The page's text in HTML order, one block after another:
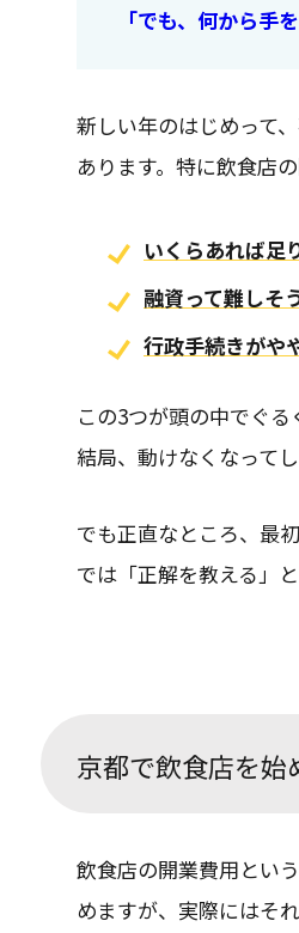
「でも、何から手
新しい年のはじめって
あります。特に飲食店
いくらあれば足
融資って難しそ
行政手続きがや
この3つが頭の中でぐる
結局、動けなくなってし
でも正直なところ、最
では「正解を教える」と
京都で飲食店を始
飲食店の開業費用とい
めますが、実際にはそ